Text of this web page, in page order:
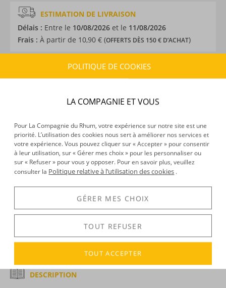
ESTIMATION DE LIVRAISON
Délais : Entre le 10/08/2026 et le 11/08/2026
Frais : À partir de 10,90 € (OFFERTS DÈS 150 € D’ACHAT)
Guadeloupe
Environnement de vieillissement :Tropical
Volume :70CL
Degré :40°
Médailles : Médaillé au RhumFest Awards en 2018, Or
2006 Concours Général Agricole de Paris
DÉCOUVERTE
Voir tous les produits :Reimonenq
DESCRIPTION
POLITIQUE DE COOKIES
LA COMPAGNIE ET VOUS
Pour La Compagnie du Rhum, votre expérience sur notre site est une
priorité. L’utilisation des cookies nous sert à améliorer nos services et
votre expérience. Vous pouvez cliquer sur « Accepter » pour consentir
à leur utilisation, sur « Gérer mes choix » pour les personnaliser ou
sur « Refuser » pour vous y opposer. Pour en savoir plus, veuillez
consulter la Politique relative à l’utilisation des cookies .
GÉRER MES CHOIX
TOUT REFUSER
TOUT ACCEPTER